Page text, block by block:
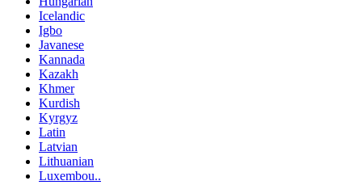
Icelandic
Igbo
Javanese
Kannada
Kazakh
Khmer
Kurdish
Kyrgyz
Latin
Latvian
Lithuanian
Luxembou..